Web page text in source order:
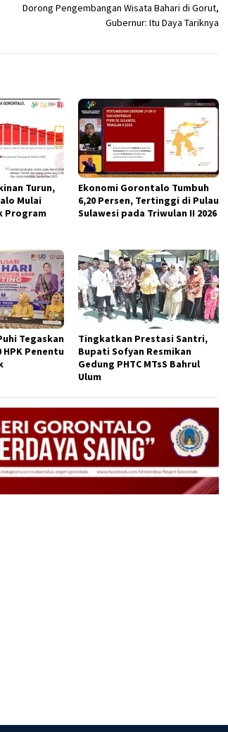
Dorong Pengembangan Wisata Bahari di Gorut,
Gubernur: Itu Daya Tariknya
Turun,
Mulai
Program
Ekonomi Gorontalo Tumbuh
6,20 Persen, Tertinggi di Pulau
Sulawesi pada Triwulan II 2026
Tegaskan
HPK Penentu
Tingkatkan Prestasi Santri,
Bupati Sofyan Resmikan
Gedung PHTC MTsS Bahrul
Ulum